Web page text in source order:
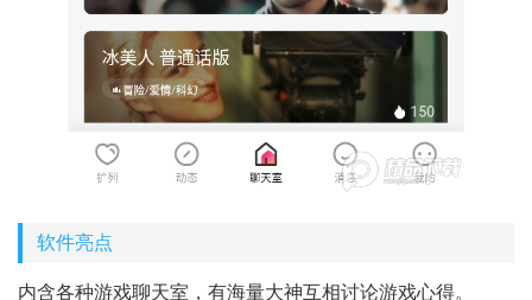
软件亮点
内含各种游戏聊天室，有海量大神互相讨论游戏心得。